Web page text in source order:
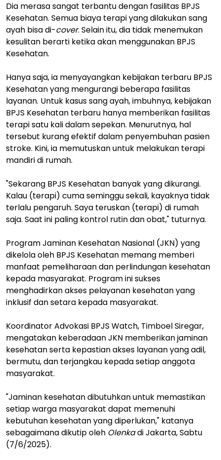
Dia merasa sangat terbantu dengan fasilitas BPJS
Kesehatan. Semua biaya terapi yang dilakukan sang
ayah bisa di-cover. Selain itu, dia tidak menemukan
kesulitan berarti ketika akan menggunakan BPJS
Kesehatan.
Hanya saja, ia menyayangkan kebijakan terbaru BPJS
Kesehatan yang mengurangi beberapa fasilitas
layanan. Untuk kasus sang ayah, imbuhnya, kebijakan
BPJS Kesehatan terbaru hanya memberikan fasilitas
terapi satu kali dalam sepekan. Menurutnya, hal
tersebut kurang efektif dalam penyembuhan pasien
stroke. Kini, ia memutuskan untuk melakukan terapi
mandiri di rumah.
"Sekarang BPJS Kesehatan banyak yang dikurangi.
Kalau (terapi) cuma seminggu sekali, kayaknya tidak
terlalu pengaruh. Saya teruskan (terapi) di rumah
saja. Saat ini paling kontrol rutin dan obat," tuturnya.
Program Jaminan Kesehatan Nasional (JKN) yang
dikelola oleh BPJS Kesehatan memang memberi
manfaat pemeliharaan dan perlindungan kesehatan
kepada masyarakat. Program ini sukses
menghadirkan akses pelayanan kesehatan yang
inklusif dan setara kepada masyarakat.
Koordinator Advokasi BPJS Watch, Timboel Siregar,
mengatakan keberadaan JKN memberikan jaminan
kesehatan serta kepastian akses layanan yang adil,
bermutu, dan terjangkau kepada setiap anggota
masyarakat.
"Jaminan kesehatan dibutuhkan untuk memastikan
setiap warga masyarakat dapat memenuhi
kebutuhan kesehatan yang diperlukan," katanya
sebagaimana dikutip oleh Olenkadi Jakarta, Sabtu
(7/6/2025).